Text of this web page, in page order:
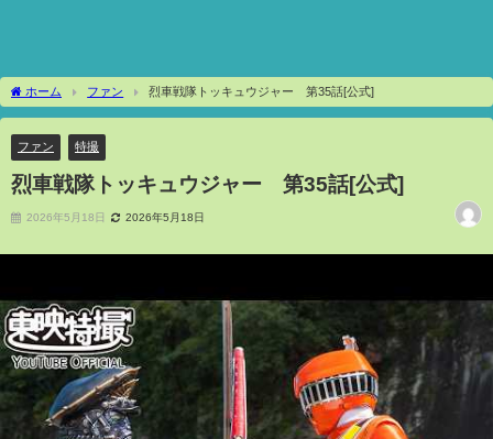
ホーム ファン 烈車戦隊トッキュウジャー 第35話[公式]
ファン 特撮
烈車戦隊トッキュウジャー 第35話[公式]
2026年5月18日 2026年5月18日